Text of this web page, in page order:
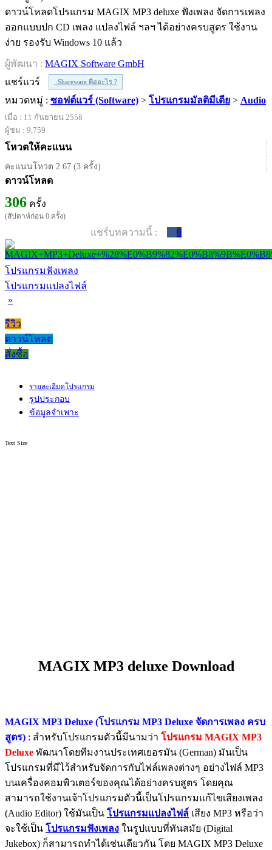
ดาวน์โหลดโปรแกรม MAGIX MP3 deluxe ฟังเพลง จัดการเพลง
ออกแบบปก CD เพลง แปลงไฟล์ ฯลฯ ได้อย่างครบสูตร ใช้งาน
ง่าย รองรับ Windows 10 แล้ว
ผู้พัฒนา : MAGIX Software GmbH
แชร์แวร์
Shareware คืออะไร ?
หมวดหมู่ : ซอฟต์แวร์ (Software) > โปรแกรมมัลติมีเดีย > Audio
เมื่อ : 11 กันยายน 2558
ผู้ชม : 9,759
โหวตให้คะแนน
คะแนนโหวต 2.67 (3 ครั้ง)
ดาวน์โหลด
306 ครั้ง
(สัปดาห์ก่อน 0 ครั้ง)
แชร์บทความนี้ : 0
โปรแกรมฟังเพลง
โปรแกรมแปลงไฟล์
»
รีวิว
ดาวน์โหลด
สั่งซื้อ
รายละเอียดโปรแกรม
รูปประกอบ
ข้อมูลจำเพาะ
Text Size
MAGIX MP3 deluxe Download
MAGIX MP3 Deluxe (โปรแกรม MP3 Deluxe จัดการเพลง ครบ
สูตร) : สำหรับโปรแกรมตัวนี้มีนามว่า โปรแกรม MAGIX MP3
Deluxe พัฒนาโดยทีมงานประเทศเยอรมัน (German) มันเป็น
โปรแกรมที่มีไว้สำหรับจัดการกับไฟล์เพลงต่างๆ อย่างไฟล์ MP3
บนเครื่องคอมพิวเตอร์ของคุณได้อย่างครบสูตร โดยคุณ
สามารถใช้งานเจ้าโปรแกรมตัวนี้เป็นโปรแกรมแก้ไขเสียงเพลง
(Audio Editor) ใช้มันเป็น โปรแกรมแปลงไฟล์ เสียง MP3 หรือว่า
จะใช้เป็น โปรแกรมฟังเพลง ในรูปแบบที่ทันสมัย (Digital
Jukebox) ก็สามารถทำได้เช่นเดียวกัน โดย MAGIX MP3 Deluxe